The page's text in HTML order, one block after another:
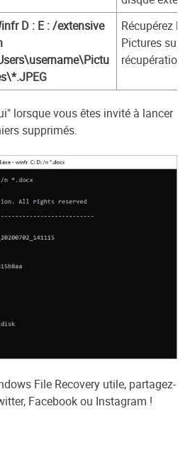
D : E : /extensive
Récupérez
Pictures sur
récupération
lorsque vous êtes invité à lancer
supprimés.
File Recovery utile, partagez-
Facebook ou Instagram !